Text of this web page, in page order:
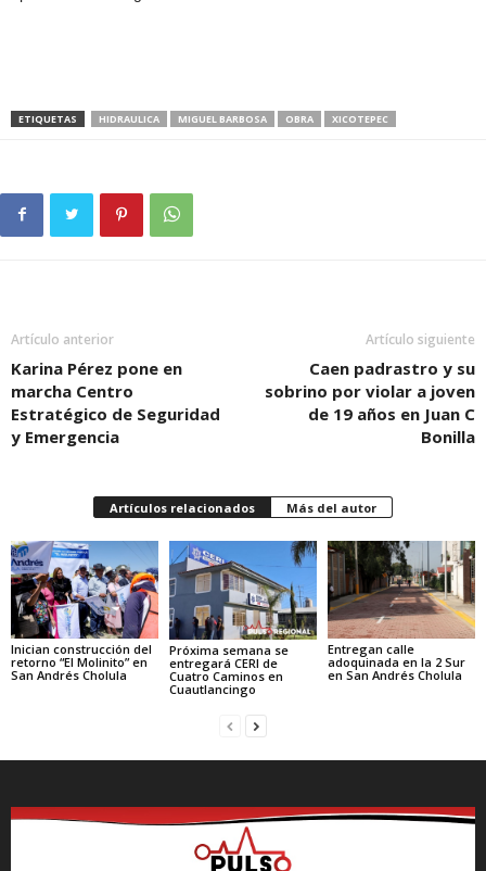
ETIQUETAS HIDRAULICA MIGUEL BARBOSA OBRA XICOTEPEC
Artículo anterior
Karina Pérez pone en
marcha Centro
Estratégico de Seguridad
y Emergencia
Artículo siguiente
Caen padrastro y su
sobrino por violar a joven
de 19 años en Juan C
Bonilla
Artículos relacionados Más del autor
Inician construcción del
retorno “El Molinito” en
San Andrés Cholula
Próxima semana se
entregará CERI de
Cuatro Caminos en
Cuautlancingo
Entregan calle
adoquinada en la 2 Sur
en San Andrés Cholula